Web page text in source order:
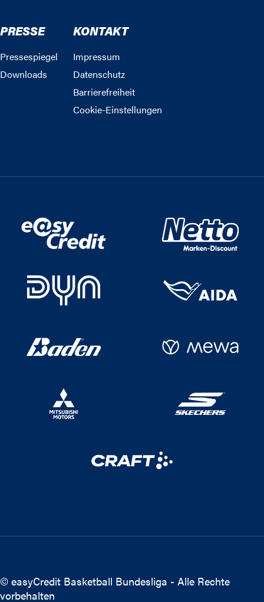
PRESSE
Pressespiegel
Downloads
KONTAKT
Impressum
Datenschutz
Barrierefreiheit
Cookie-Einstellungen
© easyCredit Basketball Bundesliga - Alle Rechte
vorbehalten